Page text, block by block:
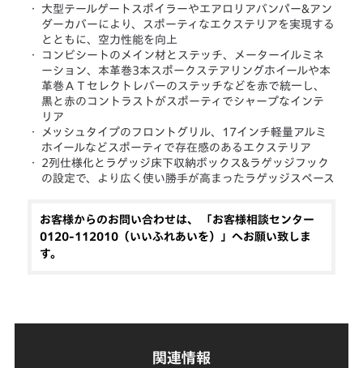
・
大型テールゲートスポイラーやエアロリアバンパー&アン
ダーカバーにより、スポーティなエクステリアを実現する
とともに、空力性能を向上
・
コンビシートのメイン材とステッチ、メーターイルミネ
ーション、本革巻3本スポークステアリングホイールや本
革巻ＡＴセレクトレバーのステッチなどを赤で統一し、
黒と赤のコントラストがスポーティでシャープなインテ
リア
・
メッシュタイプのフロントグリル、17インチ軽量アルミ
ホイールなどスポーティで存在感のあるエクステリア
・
2列仕様化とラゲッジ床下収納ボックス&ラゲッジフック
の設定で、より広く使い勝手が高まったラゲッジスペース
お客様からのお問い合わせは、 「お客様相談センター
0120-112010（いいふれあいを）」へお願い致しま
す。
関連情報